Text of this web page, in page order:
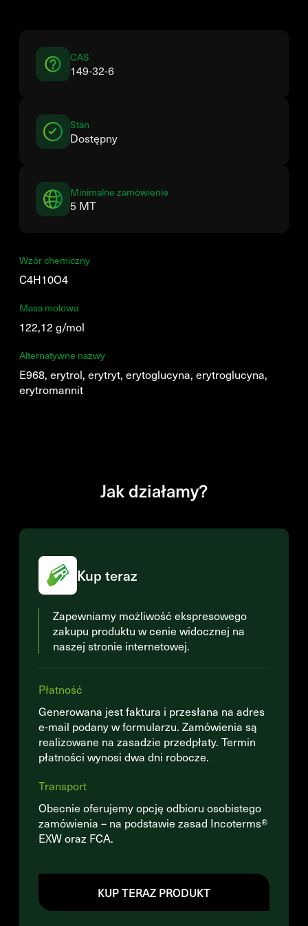
CAS
149-32-6
Stan
Dostępny
Minimalne zamówienie
5 MT
Wzór chemiczny
C4H10O4
Masa molowa
122,12 g/mol
Alternatywne nazwy
E968, erytrol, erytryt, erytoglucyna, erytroglucyna,
erytromannit
Jak działamy?
Kup teraz
Zapewniamy możliwość ekspresowego
zakupu produktu w cenie widocznej na
naszej stronie internetowej.
Płatność
Generowana jest faktura i przesłana na adres
e-mail podany w formularzu. Zamówienia są
realizowane na zasadzie przedpłaty. Termin
płatności wynosi dwa dni robocze.
Transport
Obecnie oferujemy opcję odbioru osobistego
zamówienia – na podstawie zasad Incoterms®
EXW oraz FCA.
KUP TERAZ PRODUKT